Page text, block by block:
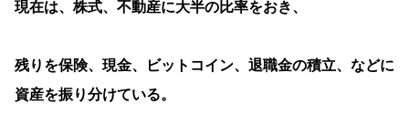
現在は、株式、不動産に大半の比率をおき、
残りを保険、現金、ビットコイン、退職金の積立、などに
資産を振り分けている。